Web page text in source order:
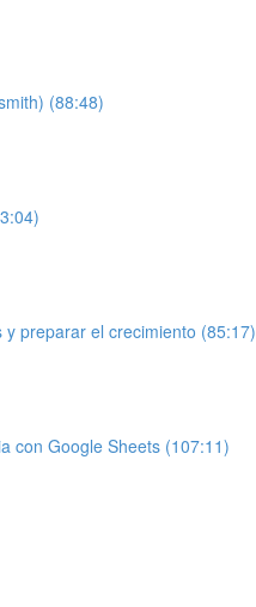
(88:48)
preparar el crecimiento (85:17)
con Google Sheets (107:11)